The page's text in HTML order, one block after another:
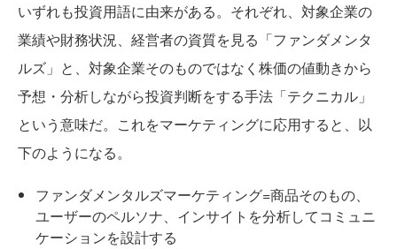
いずれも投資用語に由来がある。それぞれ、対象企業の
業績や財務状況、経営者の資質を見る「ファンダメンタ
ルズ」と、対象企業そのものではなく株価の値動きから
予想・分析しながら投資判断をする手法「テクニカル」
という意味だ。これをマーケティングに応用すると、以
下のようになる。
ファンダメンタルズマーケティング=商品そのもの、
ユーザーのペルソナ、インサイトを分析してコミュニ
ケーションを設計する